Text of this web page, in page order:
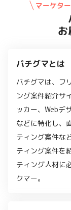
マーケタ
お
バチグマとは
バチグマは、フ
ング案件紹介サ
ッカー、Webデ
などに特化し、
ティング案件な
ティング案件を
ティング人材に
クマー。